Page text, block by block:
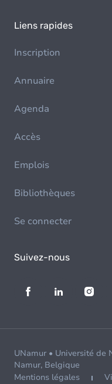
Liens rapides
Inscription
Annuaire
Agenda
Accès
Emplois
Bibliothèques
Se connecter
Suivez-nous
UNamur • Université de
Namur, Belgique
Mentions légales